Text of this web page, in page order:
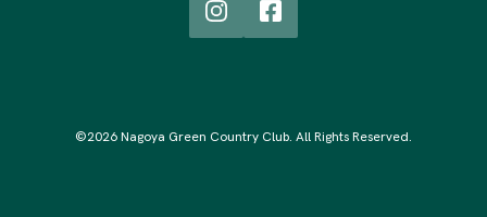
©2026 Nagoya Green Country Club. All Rights Reserved.